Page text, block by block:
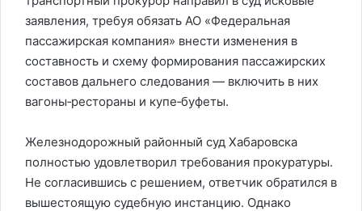
заявления, требуя обязать АО «Федеральная
пассажирская компания» внести изменения в
составность и схему формирования пассажирских
составов дальнего следования — включить в них
вагоны‑рестораны и купе‑буфеты.
Железнодорожный районный суд Хабаровска
полностью удовлетворил требования прокуратуры.
Не согласившись с решением, ответчик обратился в
вышестоящую судебную инстанцию. Однако